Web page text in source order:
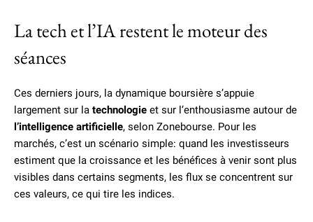
La tech et l’IA restent le moteur des
séances
Ces derniers jours, la dynamique boursière s’appuie
largement sur la technologie et sur l’enthousiasme autour de
l’intelligence artificielle, selon Zonebourse. Pour les
marchés, c’est un scénario simple: quand les investisseurs
estiment que la croissance et les bénéfices à venir sont plus
visibles dans certains segments, les flux se concentrent sur
ces valeurs, ce qui tire les indices.